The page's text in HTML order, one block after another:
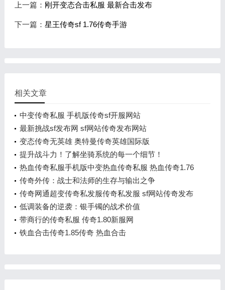
上一篇： 刚开变态合击私服 最新合击发布
下一篇： 星王传奇sf 1.76传奇手游
相关文章
中变传奇私服 手机版传奇sf开服网站
最新挑战sf发布网 sf网站传奇发布网站
变态传奇无英雄 奥特曼传奇英雄国际版
提升战斗力！了解坐骑系统的每一个细节！
热血传奇私服手机版中变热血传奇私服 热血传奇1.76
版官网
传奇外传：战士和法师的生存与输出之争
传奇网通超变传奇私发服传奇私发服 sf网站传奇发布
网站
低调装备的逆袭：银手镯的战术价值
带商行的传奇私服 传奇1.80新服网
铁血合击传奇1.85传奇 热血合击